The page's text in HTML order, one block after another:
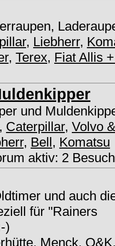
, Liebherr,
, Terex, Fiat Allis
und
, Caterpillar, Volvo
, Bell, Komatsu
aktiv: 2
und auch
für "Rainers
)
, Menck, O&K